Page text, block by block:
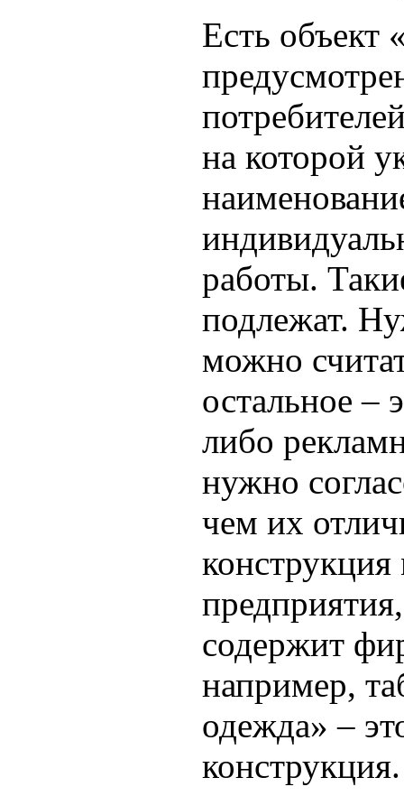
Есть объект
на которой
работы.
подлежат.
можно
остальное –
либо
нужно
чем их
содержит
например,
одежда» –